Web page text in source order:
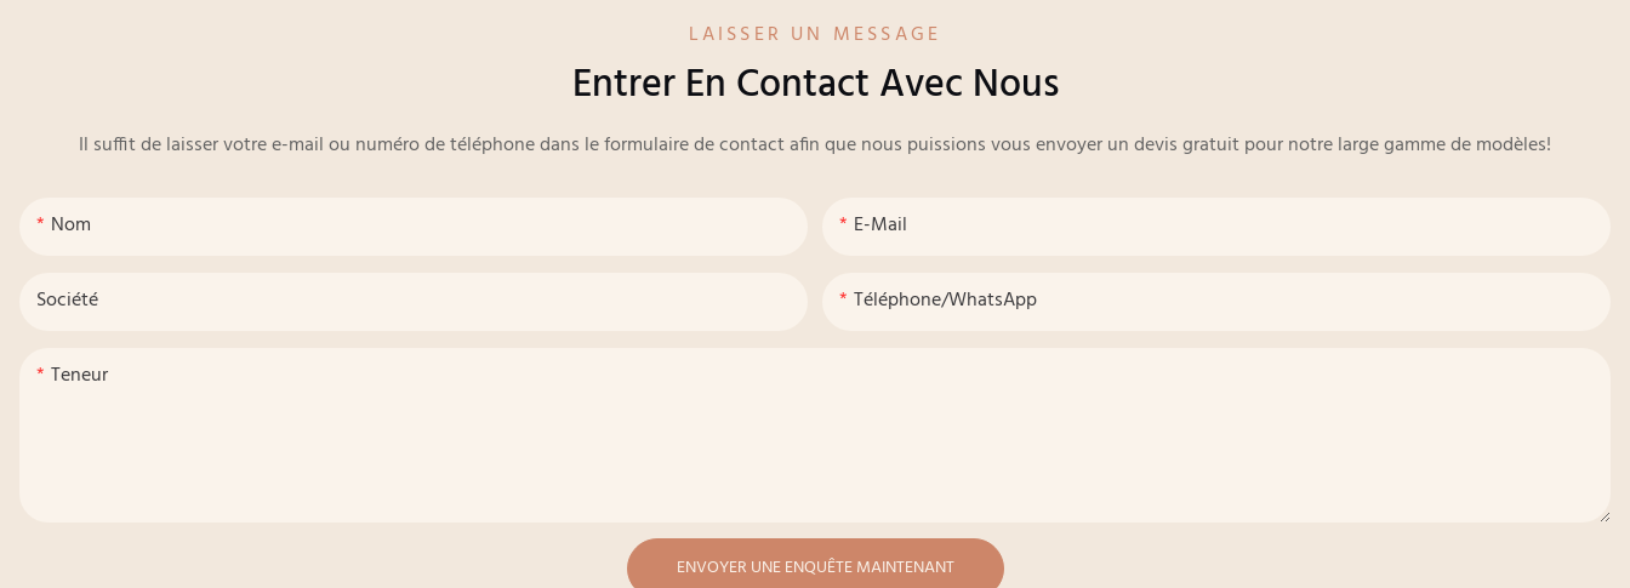
LAISSER UN MESSAGE
Entrer En Contact Avec Nous
Il suffit de laisser votre e-mail ou numéro de téléphone dans le formulaire de contact afin que nous puissions vous envoyer un devis gratuit pour notre large gamme de modèles!
Nom E-Mail
Société Téléphone/WhatsApp
Teneur
ENVOYER UNE ENQUÊTE MAINTENANT